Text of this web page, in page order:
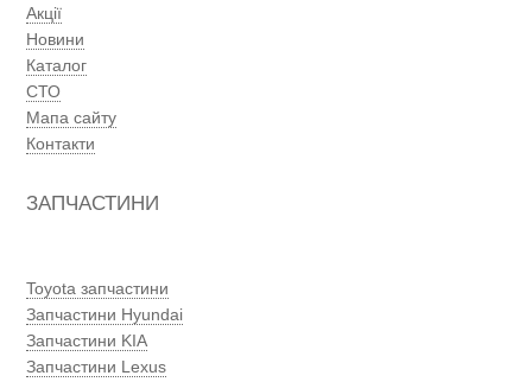
Акції
Новини
Каталог
СТО
Мапа сайту
Контакти
ЗАПЧАСТИНИ
Toyota запчастини
Запчастини Hyundai
Запчастини KIA
Запчастини Lexus